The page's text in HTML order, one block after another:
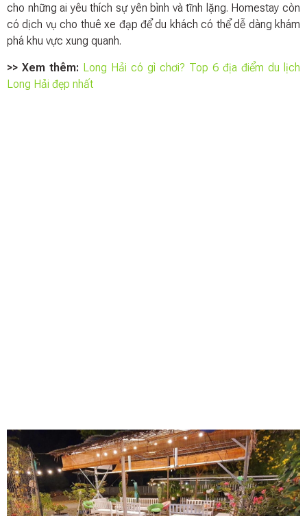
cho những ai yêu thích sự yên bình và tĩnh lặng. Homestay còn
có dịch vụ cho thuê xe đạp để du khách có thể dễ dàng khám
phá khu vực xung quanh.
>> Xem thêm: Long Hải có gì chơi? Top 6 địa điểm du lịch
Long Hải đẹp nhất